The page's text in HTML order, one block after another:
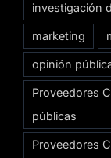
investigación
marketing
opinión
Proveedores
públicas
Proveedores